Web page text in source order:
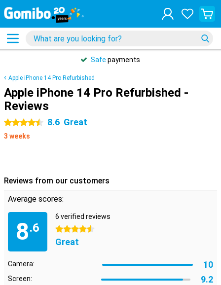
Safe payments
Apple iPhone 14 Pro Refurbished
Apple iPhone 14 Pro Refurbished -
Reviews
4.5 stars 8.6 Great
3 weeks
Reviews from our customers
Average scores:
8.6
6 verified reviews
4.5 stars
Great
Camera: 10
Screen: 9.2